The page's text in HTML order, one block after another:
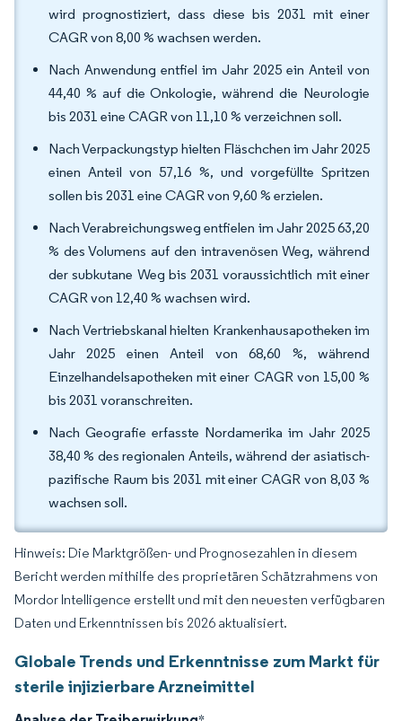
wird prognostiziert, dass diese bis 2031 mit einer
CAGR von 8,00 % wachsen werden.
Nach Anwendung entfiel im Jahr 2025 ein Anteil von
44,40 % auf die Onkologie, während die Neurologie
bis 2031 eine CAGR von 11,10 % verzeichnen soll.
Nach Verpackungstyp hielten Fläschchen im Jahr 2025
einen Anteil von 57,16 %, und vorgefüllte Spritzen
sollen bis 2031 eine CAGR von 9,60 % erzielen.
Nach Verabreichungsweg entfielen im Jahr 2025 63,20
% des Volumens auf den intravenösen Weg, während
der subkutane Weg bis 2031 voraussichtlich mit einer
CAGR von 12,40 % wachsen wird.
Nach Vertriebskanal hielten Krankenhausapotheken im
Jahr 2025 einen Anteil von 68,60 %, während
Einzelhandelsapotheken mit einer CAGR von 15,00 %
bis 2031 voranschreiten.
Nach Geografie erfasste Nordamerika im Jahr 2025
38,40 % des regionalen Anteils, während der asiatisch-
pazifische Raum bis 2031 mit einer CAGR von 8,03 %
wachsen soll.
Hinweis: Die Marktgrößen- und Prognosezahlen in diesem
Bericht werden mithilfe des proprietären Schätzrahmens von
Mordor Intelligence erstellt und mit den neuesten verfügbaren
Daten und Erkenntnissen bis 2026 aktualisiert.
Globale Trends und Erkenntnisse zum Markt für
sterile injizierbare Arzneimittel